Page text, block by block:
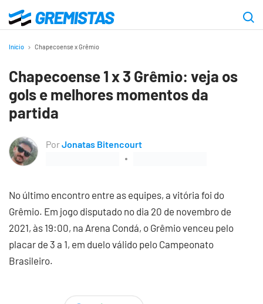
para
principal
Gremistas
Início Chapecoense x Grêmio
Chapecoense 1 x 3 Grêmio: veja os
gols e melhores momentos da
partida
PorJonatas Bitencourt
No último encontro entre as equipes, a vitória foi do
Grêmio. Em jogo disputado no dia 20 de novembro de
2021, às 19:00, na Arena Condá, o Grêmio venceu pelo
placar de 3 a 1, em duelo válido pelo Campeonato
Brasileiro.